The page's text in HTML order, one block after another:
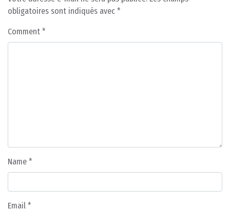
obligatoires sont indiqués avec *
Comment *
Name *
Email *